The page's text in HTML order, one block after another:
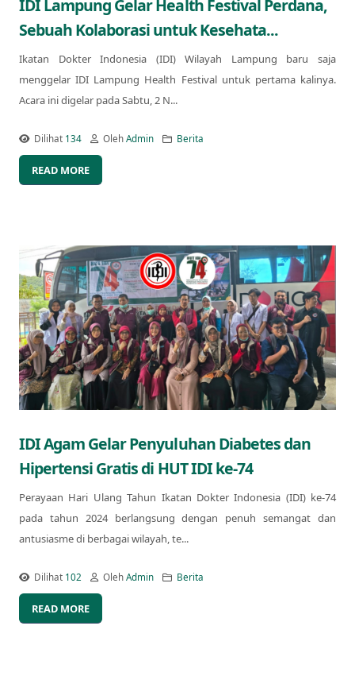
IDI Lampung Gelar Health Festival Perdana,
Sebuah Kolaborasi untuk Kesehata...
Ikatan Dokter Indonesia (IDI) Wilayah Lampung baru saja
menggelar IDI Lampung Health Festival untuk pertama kalinya.
Acara ini digelar pada Sabtu, 2 N...
Dilihat 134 OlehAdmin Berita
READ MORE
IDI Agam Gelar Penyuluhan Diabetes dan
Hipertensi Gratis di HUT IDI ke-74
Perayaan Hari Ulang Tahun Ikatan Dokter Indonesia (IDI) ke-74
pada tahun 2024 berlangsung dengan penuh semangat dan
antusiasme di berbagai wilayah, te...
Dilihat 102 OlehAdmin Berita
READ MORE